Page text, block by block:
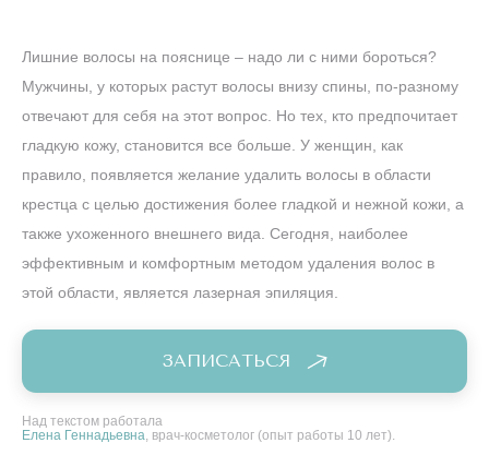
Лишние волосы на пояснице – надо ли с ними бороться?
Мужчины, у которых растут волосы внизу спины, по-разному
отвечают для себя на этот вопрос. Но тех, кто предпочитает
гладкую кожу, становится все больше. У женщин, как
правило, появляется желание удалить волосы в области
крестца с целью достижения более гладкой и нежной кожи, а
также ухоженного внешнего вида. Сегодня, наиболее
эффективным и комфортным методом удаления волос в
этой области, является лазерная эпиляция.
ЗАПИСАТЬСЯ
Над текстом работала
Елена Геннадьевна, врач-косметолог (опыт работы 10 лет).